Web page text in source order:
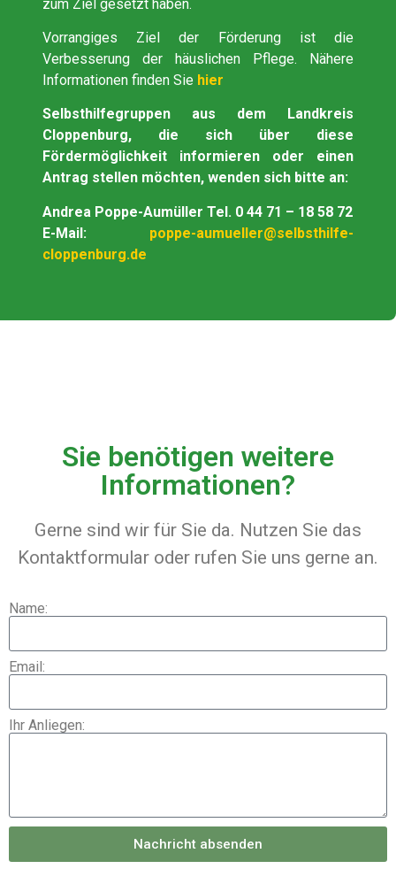
zum Ziel gesetzt haben.
Vorrangiges Ziel der Förderung ist die
Verbesserung der häuslichen Pflege. Nähere
Informationen finden Sie hier
Selbsthilfegruppen aus dem Landkreis
Cloppenburg, die sich über diese
Fördermöglichkeit informieren oder einen
Antrag stellen möchten, wenden sich bitte an:
Andrea Poppe-Aumüller Tel. 0 44 71 – 18 58 72
E-Mail: poppe-aumueller@selbsthilfe-
cloppenburg.de
Sie benötigen weitere
Informationen?
Gerne sind wir für Sie da. Nutzen Sie das
Kontaktformular oder rufen Sie uns gerne an.
Name:
Email:
Ihr Anliegen:
Nachricht absenden